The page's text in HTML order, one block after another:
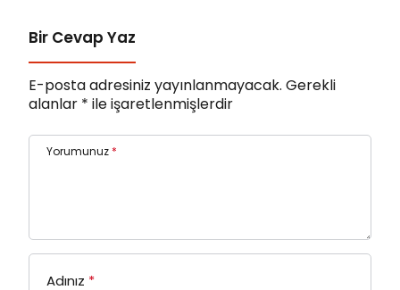
Bir Cevap Yaz
E-posta adresiniz yayınlanmayacak. Gerekli
alanlar * ile işaretlenmişlerdir
Yorumunuz *
Adınız *